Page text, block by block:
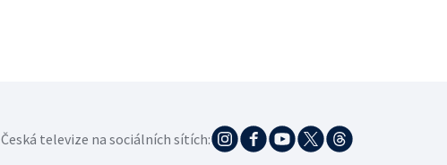
Česká televize na sociálních sítích: